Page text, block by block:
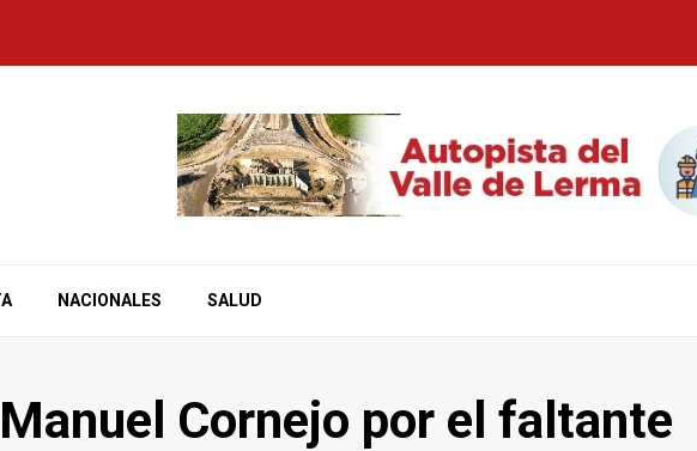
NACIONALES SALUD
Cornejo por el faltante